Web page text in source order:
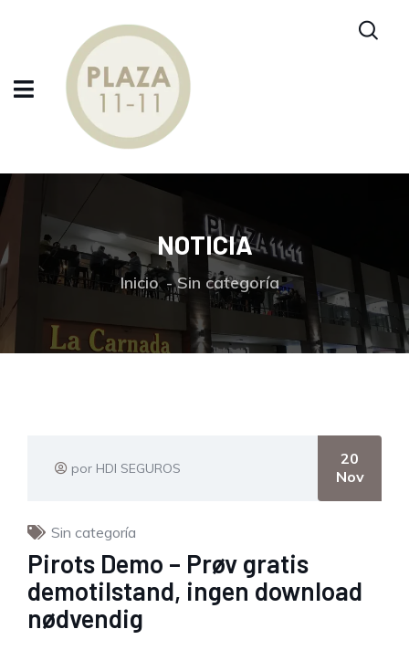
NOTICIA
Inicio Sin categoría
por HDI SEGUROS
20
Nov
Sin categoría
Pirots Demo – Prøv gratis
demotilstand, ingen download
nødvendig